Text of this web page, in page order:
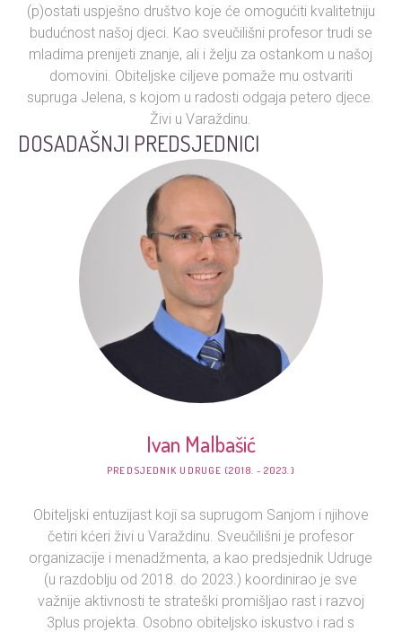
(p)ostati uspješno društvo koje će omogućiti kvalitetniju
budućnost našoj djeci. Kao sveučilišni profesor trudi se
mladima prenijeti znanje, ali i želju za ostankom u našoj
domovini. Obiteljske ciljeve pomaže mu ostvariti
supruga Jelena, s kojom u radosti odgaja petero djece.
Živi u Varaždinu.
DOSADAŠNJI PREDSJEDNICI
Ivan Malbašić
PREDSJEDNIK UDRUGE (2018. - 2023.)
Obiteljski entuzijast koji sa suprugom Sanjom i njihove
četiri kćeri živi u Varaždinu. Sveučilišni je profesor
organizacije i menadžmenta, a kao predsjednik Udruge
(u razdoblju od 2018. do 2023.) koordinirao je sve
važnije aktivnosti te strateški promišljao rast i razvoj
3plus projekta. Osobno obiteljsko iskustvo i rad s